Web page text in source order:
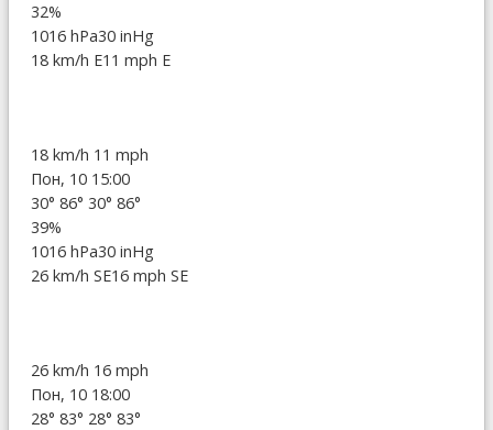
32%
1016 hPa30 inHg
18 km/h E11 mph E
18 km/h 11 mph
Пон, 10 15:00
30° 86° 30° 86°
39%
1016 hPa30 inHg
26 km/h SE16 mph SE
26 km/h 16 mph
Пон, 10 18:00
28° 83° 28° 83°